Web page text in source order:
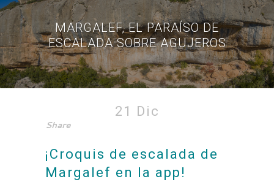
MARGALEF, EL PARAÍSO DE
ESCALADA SOBRE AGUJEROS
21 Dic
Margalef, el paraíso de
escalada sobre agujeros
Share
¡Croquis de escalada de
Margalef en la app!